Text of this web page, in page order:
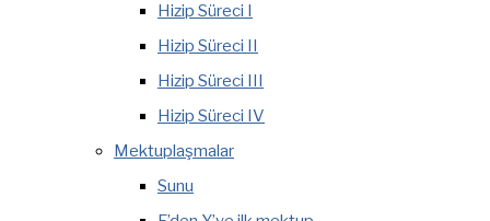
Hizip Süreci I
Hizip Süreci II
Hizip Süreci III
Hizip Süreci IV
Mektuplaşmalar
Sunu